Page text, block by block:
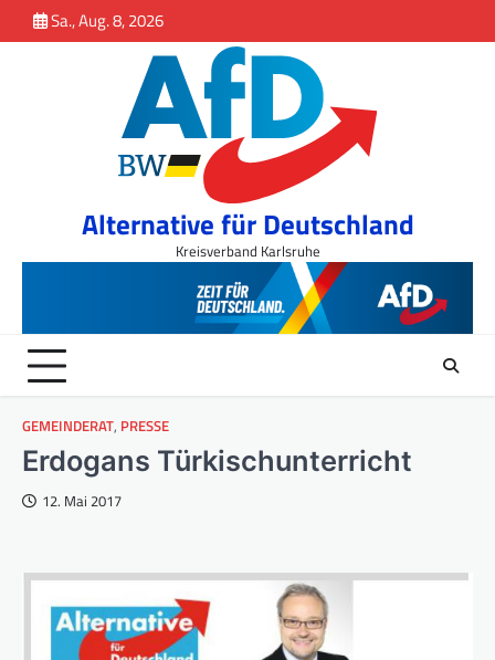
springen
to
Sa., Aug. 8, 2026
Alternative für Deutschland
Kreisverband Karlsruhe
GEMEINDERAT, PRESSE
Erdogans Türkischunterricht
12. Mai 2017